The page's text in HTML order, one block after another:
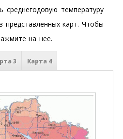
температуру
представленных карт. Чтобы
на нее.
3 Карта 4